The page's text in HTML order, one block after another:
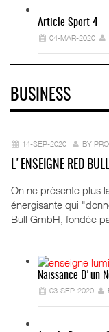
Article Sport 4
04-MAR-2020
BUSINESS
14-SEP-2020 BY
L'ENSEIGNE RED
On ne présente plus
énergisante qui
Bull GmbH, fondée
Naissance D'un
03-SEP-2020